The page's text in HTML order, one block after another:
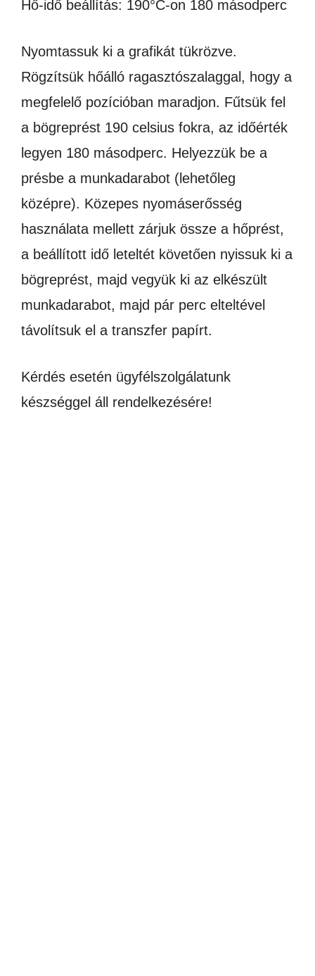
Hő-idő beállítás: 190°C-on 180 másodperc
Nyomtassuk ki a grafikát tükrözve.
Rögzítsük hőálló ragasztószalaggal, hogy a
megfelelő pozícióban maradjon. Fűtsük fel
a bögreprést 190 celsius fokra, az időérték
legyen 180 másodperc. Helyezzük be a
présbe a munkadarabot (lehetőleg
középre). Közepes nyomáserősség
használata mellett zárjuk össze a hőprést,
a beállított idő leteltét követően nyissuk ki a
bögreprést, majd vegyük ki az elkészült
munkadarabot, majd pár perc elteltével
távolítsuk el a transzfer papírt.
Kérdés esetén ügyfélszolgálatunk
készséggel áll rendelkezésére!